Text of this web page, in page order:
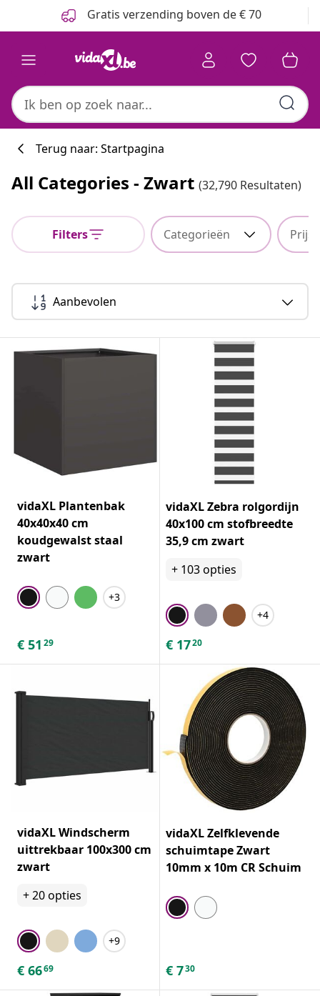
Gratis verzending boven de € 70
Terug naar: Startpagina
All Categories - Zwart (32,790 Resultaten)
Filters Categorieën Prijs
Aanbevolen
vidaXL Plantenbak
40x40x40 cm
koudgewalst staal
zwart
+3
€ 51 29
vidaXL Zebra rolgordijn
40x100 cm stofbreedte
35,9 cm zwart
+ 103opties
+4
€ 1720
vidaXL Windscherm
uittrekbaar 100x300 cm
zwart
+20opties
+9
€ 6669
vidaXL Zelfklevende
schuimtape Zwart
10mm x 10m CR Schuim
€ 730